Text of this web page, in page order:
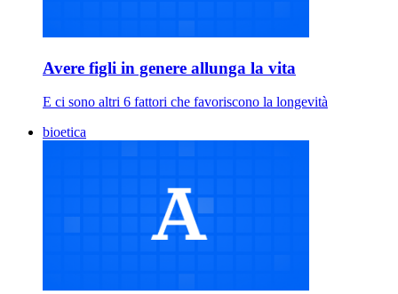
Avere figli in genere allunga la vita
E ci sono altri 6 fattori che favoriscono la longevità
bioetica